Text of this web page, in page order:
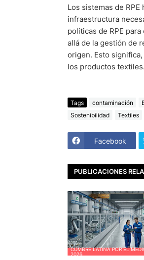
Los sistemas de
infraestructura
políticas de RPE
allá de la gestión de
origen. Esto
los productos textiles.
Tags contaminación
Sostenibilidad
Textiles
Facebook
PUBLICACIONES
CUMBRE LATINA POR EL
2026